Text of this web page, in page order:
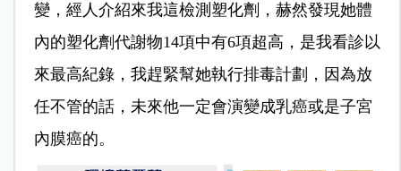
變，經人介紹來我這檢測塑化劑，赫然發現她體
內的塑化劑代謝物14項中有6項超高，是我看診以
來最高紀錄，我趕緊幫她執行排毒計劃，因為放
任不管的話，未來他一定會演變成乳癌或是子宮
內膜癌的。